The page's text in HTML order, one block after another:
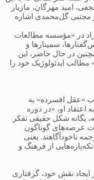
امید مهرگان، مازیار
و مجتبی گل‌محمدی اشاره
در «مؤسسه مطالعات
سمینارها و
در حال حاضر، این
ایدئولوژیک خود را
مقدمه کتاب «عقل افسرده» به
او، «در دوره
یگانه شکل حقیقی تفکر
1393). محصولات عرصه‌های گوناگون
ناخودآگاهند. یعنی
تکه‌پاره‌هایی از فرهنگ و
ایجاد نقش خود، گرفتاری